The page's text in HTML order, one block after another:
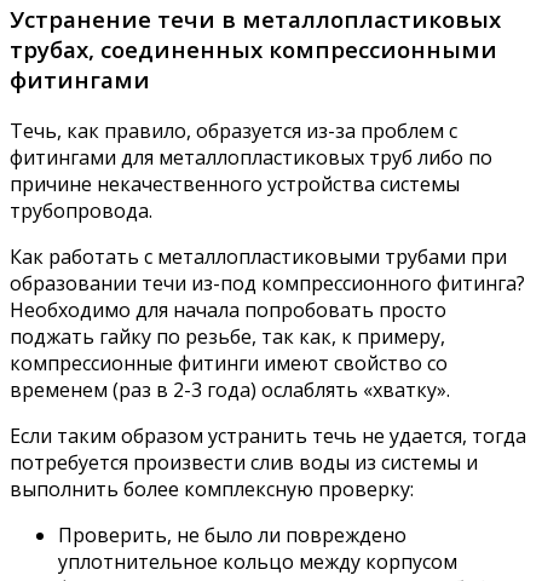
Устранение течи в металлопластиковых
трубах, соединенных компрессионными
фитингами
Течь, как правило, образуется из-за проблем с
фитингами для металлопластиковых труб либо по
причине некачественного устройства системы
трубопровода.
Как работать с металлопластиковыми трубами при
образовании течи из-под компрессионного фитинга?
Необходимо для начала попробовать просто
поджать гайку по резьбе, так как, к примеру,
компрессионные фитинги имеют свойство со
временем (раз в 2-3 года) ослаблять «хватку».
Если таким образом устранить течь не удается, тогда
потребуется произвести слив воды из системы и
выполнить более комплексную проверку:
Проверить, не было ли повреждено
уплотнительное кольцо между корпусом